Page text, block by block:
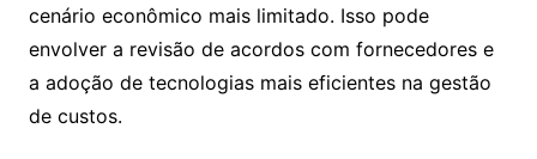
cenário econômico mais limitado. Isso pode
envolver a revisão de acordos com fornecedores e
a adoção de tecnologias mais eficientes na gestão
de custos.